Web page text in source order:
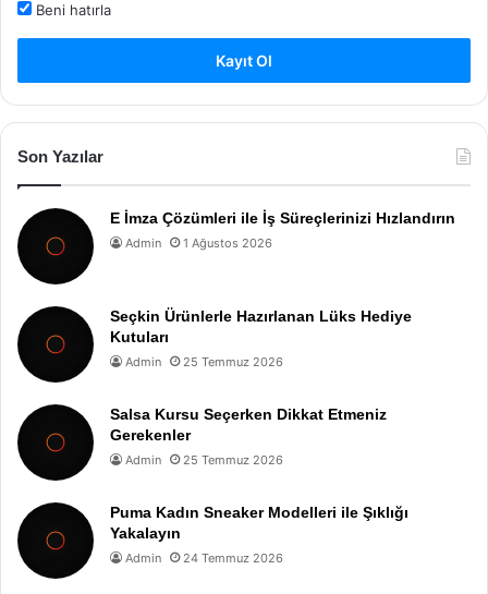
Beni hatırla
Kayıt Ol
Son Yazılar
E İmza Çözümleri ile İş Süreçlerinizi Hızlandırın
Admin 1 Ağustos 2026
Seçkin Ürünlerle Hazırlanan Lüks Hediye
Kutuları
Admin 25 Temmuz 2026
Salsa Kursu Seçerken Dikkat Etmeniz
Gerekenler
Admin 25 Temmuz 2026
Puma Kadın Sneaker Modelleri ile Şıklığı
Yakalayın
Admin 24 Temmuz 2026